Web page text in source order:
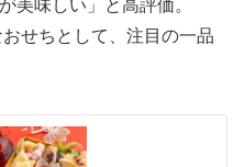
美味しい」と高評価。
せちとして、注目の一品